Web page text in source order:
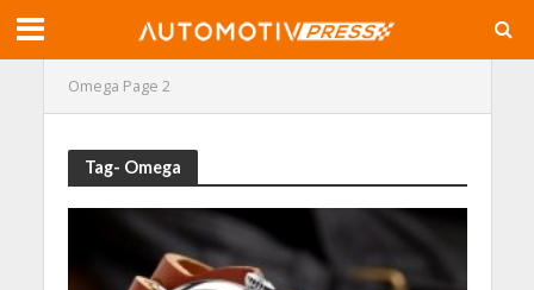
Omega Page 2
Tag- Omega